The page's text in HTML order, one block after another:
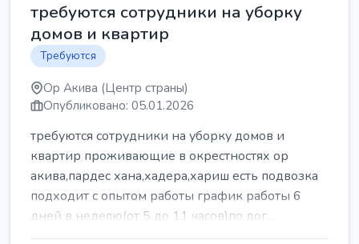
требуются сотрудники на уборку
домов и квартир
Требуются
Ор Акива (Центр страны)
Опубликовано: 05.01.2026
требуются сотрудники на уборку домов и
квартир проживающие в окрестностях ор
акива,пардес хана,хадера,хариш есть подвозка
подходит с опытом работы график работы 6
дней в неделю(от 5 до 11 часов)по дог...